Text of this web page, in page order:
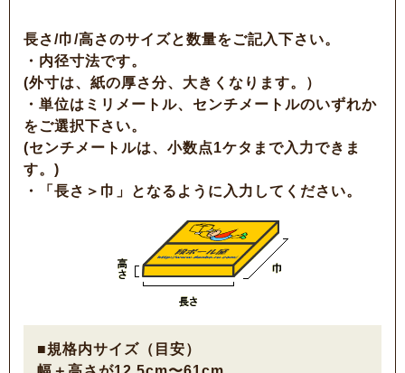
長さ/巾/高さのサイズと数量をご記入下さい。
・内径寸法です。
(外寸は、紙の厚さ分、大きくなります。）
・単位はミリメートル、センチメートルのいずれか
をご選択下さい。
(センチメートルは、小数点1ケタまで入力できま
す。)
・「長さ＞巾」となるように入力してください。
■規格内サイズ（目安）